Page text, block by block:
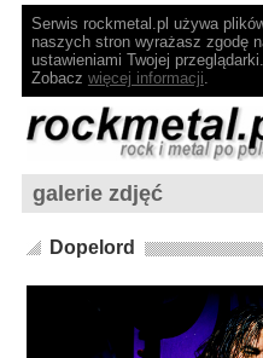
Serwis rockmetal.pl używa
naszych stron wyrażasz zgodę
ustawieniami Twojej przeglądarki.
Zobacz więcej informacji.
galerie zdjęć
Dopelord